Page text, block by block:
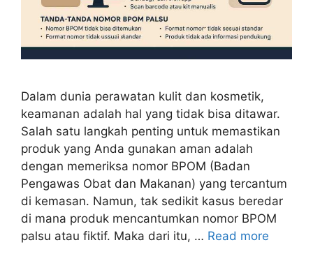
Dalam dunia perawatan kulit dan kosmetik,
keamanan adalah hal yang tidak bisa ditawar.
Salah satu langkah penting untuk memastikan
produk yang Anda gunakan aman adalah
dengan memeriksa nomor BPOM (Badan
Pengawas Obat dan Makanan) yang tercantum
di kemasan. Namun, tak sedikit kasus beredar
di mana produk mencantumkan nomor BPOM
palsu atau fiktif. Maka dari itu, … Read more